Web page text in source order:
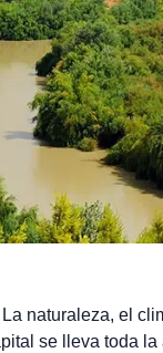
naturaleza, el
se lleva toda